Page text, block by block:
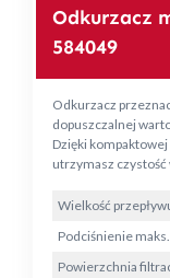
Odkurzacz
584049
Odkurzacz
dopuszczalnej
Dzięki
utrzymasz czystość
Wielkość
Podciśnienie
Powierzchnia